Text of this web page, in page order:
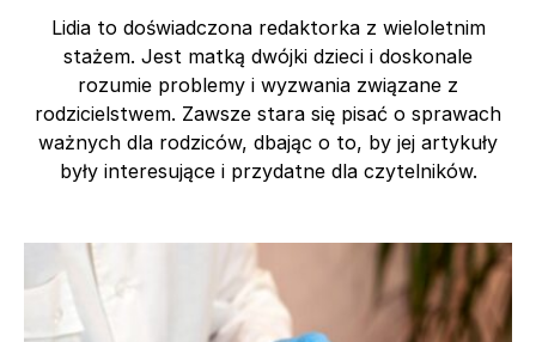
Lidia to doświadczona redaktorka z wieloletnim
stażem. Jest matką dwójki dzieci i doskonale
rozumie problemy i wyzwania związane z
rodzicielstwem. Zawsze stara się pisać o sprawach
ważnych dla rodziców, dbając o to, by jej artykuły
były interesujące i przydatne dla czytelników.